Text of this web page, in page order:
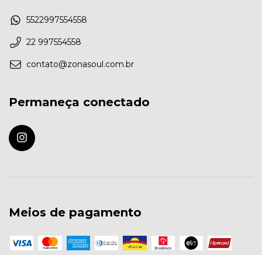
5522997554558
22 997554558
contato@zonasoul.com.br
Permaneça conectado
Meios de pagamento